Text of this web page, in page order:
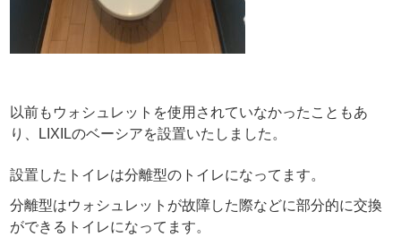
以前もウォシュレットを使用されていなかったこともあ
り、LIXILのベーシアを設置いたしました。
設置したトイレは分離型のトイレになってます。
分離型はウォシュレットが故障した際などに部分的に交換
ができるトイレになってます。